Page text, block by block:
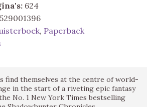
624
, Paperback
find themselves at the centre of world-
in the start of a riveting epic fantasy
No. 1 New York Times bestselling